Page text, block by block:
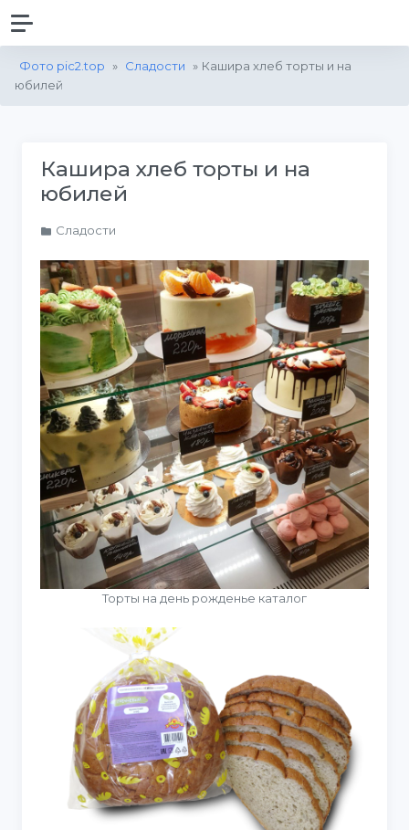
Фото pic2.top » Сладости
» Кашира хлеб торты и на
юбилей
Кашира хлеб торты и на
юбилей
Сладости
Торты на день рожденье каталог